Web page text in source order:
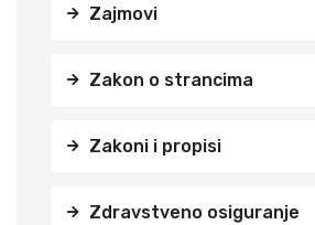
Zajmovi
Zakon o strancima
Zakoni i propisi
Zdravstveno osiguranje